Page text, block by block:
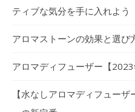
ティブな気分を手に入れよう
アロマストーンの効果と選び
アロマディフューザー【
【水なしアロマディフュー